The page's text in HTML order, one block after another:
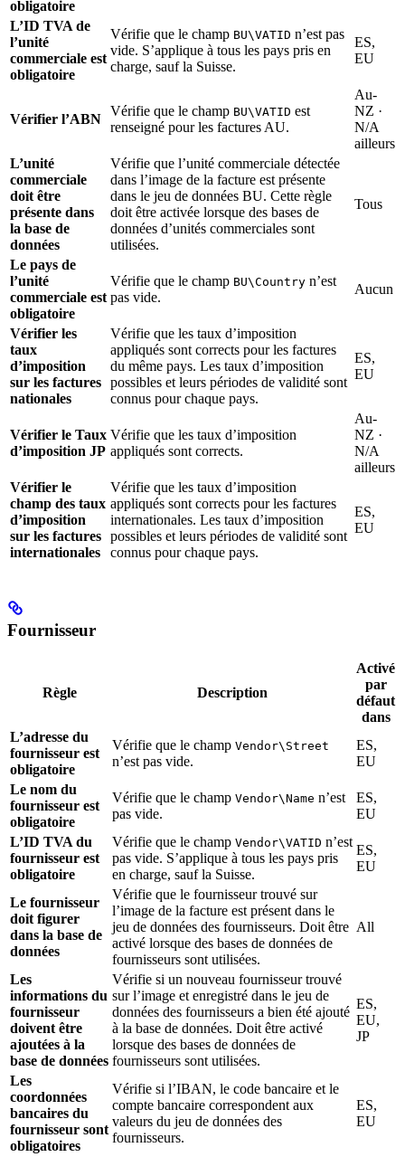
obligatoire
L’ID TVA de
l’unité
commerciale est
obligatoire
Vérifie que le champ BU\VATID n’est pas
vide. S’applique à tous les pays pris en
charge, sauf la Suisse.
ES,
EU
Vérifier l’ABN
Vérifie que le champ BU\VATID est
renseigné pour les factures AU.
Au-
NZ ·
N/A
ailleurs
L’unité
commerciale
doit être
présente dans
la base de
données
Vérifie que l’unité commerciale détectée
dans l’image de la facture est présente
dans le jeu de données BU. Cette règle
doit être activée lorsque des bases de
données d’unités commerciales sont
utilisées.
Tous
Le pays de
l’unité
commerciale est
obligatoire
Vérifie que le champ BU\Country n’est
pas vide.
Aucun
Vérifier les
taux
d’imposition
sur les factures
nationales
Vérifie que les taux d’imposition
appliqués sont corrects pour les factures
du même pays. Les taux d’imposition
possibles et leurs périodes de validité sont
connus pour chaque pays.
ES,
EU
Vérifier le Taux
d’imposition JP
Vérifie que les taux d’imposition
appliqués sont corrects.
Au-
NZ ·
N/A
ailleurs
Vérifier le
champ des taux
d’imposition
sur les factures
internationales
Vérifie que les taux d’imposition
appliqués sont corrects pour les factures
internationales. Les taux d’imposition
possibles et leurs périodes de validité sont
connus pour chaque pays.
ES,
EU
Fournisseur
Règle Description
Activé
par
défaut
dans
L’adresse du
fournisseur est
obligatoire
Vérifie que le champ Vendor\Street
n’est pas vide.
ES,
EU
Le nom du
fournisseur est
obligatoire
Vérifie que le champ Vendor\Name n’est
pas vide.
ES,
EU
L’ID TVA du
fournisseur est
obligatoire
Vérifie que le champ Vendor\VATID n’est
pas vide. S’applique à tous les pays pris
en charge, sauf la Suisse.
ES,
EU
Le fournisseur
doit figurer
dans la base de
données
Vérifie que le fournisseur trouvé sur
l’image de la facture est présent dans le
jeu de données des fournisseurs. Doit être
activé lorsque des bases de données de
fournisseurs sont utilisées.
All
Les
informations du
fournisseur
doivent être
ajoutées à la
base de données
Vérifie si un nouveau fournisseur trouvé
sur l’image et enregistré dans le jeu de
données des fournisseurs a bien été ajouté
à la base de données. Doit être activé
lorsque des bases de données de
fournisseurs sont utilisées.
ES,
EU,
JP
Les
coordonnées
bancaires du
fournisseur sont
obligatoires
Vérifie si l’IBAN, le code bancaire et le
compte bancaire correspondent aux
valeurs du jeu de données des
fournisseurs.
ES,
EU